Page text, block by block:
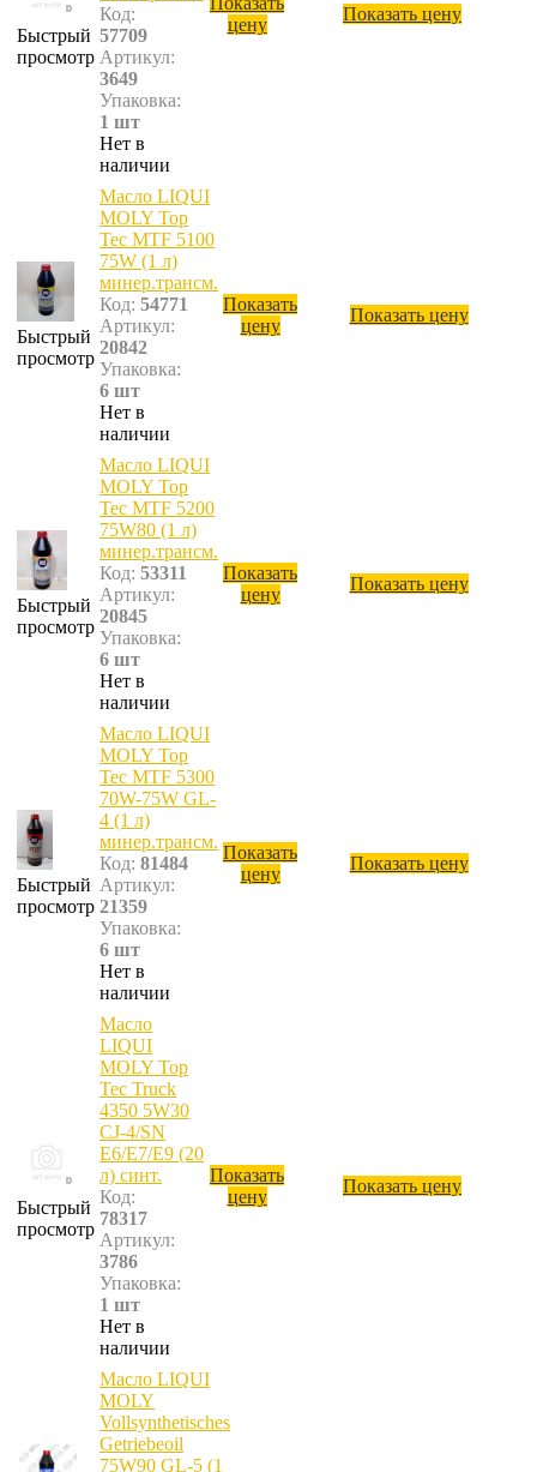
Быстрый
просмотр
Код:
57709
Артикул:
3649
Упаковка:
1 шт
Нет в
наличии
цену
Показать цену
Быстрый
просмотр
Масло LIQUI
MOLY Top
Tec MTF 5100
75W (1 л)
минер.трансм.
Код: 54771
Артикул:
20842
Упаковка:
6 шт
Нет в
наличии
Показать
цену
Показать цену
Быстрый
просмотр
Масло LIQUI
MOLY Top
Tec MTF 5200
75W80 (1 л)
минер.трансм.
Код: 53311
Артикул:
20845
Упаковка:
6 шт
Нет в
наличии
Показать
цену
Показать цену
Быстрый
просмотр
Масло LIQUI
MOLY Top
Tec MTF 5300
70W-75W GL-
4 (1 л)
минер.трансм.
Код: 81484
Артикул:
21359
Упаковка:
6 шт
Нет в
наличии
Показать
цену
Показать цену
Быстрый
просмотр
Масло
LIQUI
MOLY Top
Tec Truck
4350 5W30
CJ-4/SN
E6/E7/E9 (20
л) синт.
Код:
78317
Артикул:
3786
Упаковка:
1 шт
Нет в
наличии
Показать
цену
Показать цену
Масло LIQUI
MOLY
Vollsynthetisches
Getriebeoil
75W90 GL-5 (1